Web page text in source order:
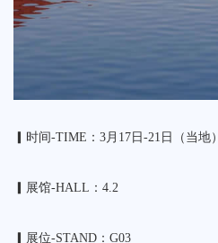
▎时间-TIME：3月17日-21日（当地）
▎展馆-HALL：4.2
▎展位-STAND：G03